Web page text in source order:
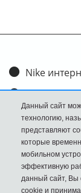
Nike
Доставка и
Обмен и
Размеры
FAQ
Новости
Данный сайт
технологию,
представляют
которые
мобильном
эффективную
данный сайт, Вы
cookie и